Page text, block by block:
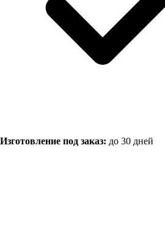
Изготовление под заказ: до 30 дней